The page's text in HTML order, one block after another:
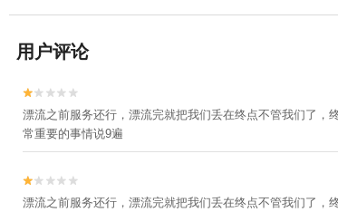
用户评论


漂流之前服务还行，漂流完就把我们丢在终点不管我们了
常重要的事情说9遍


漂流之前服务还行，漂流完就把我们丢在终点不管我们了